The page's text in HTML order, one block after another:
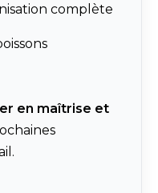
complète
en maîtrise et